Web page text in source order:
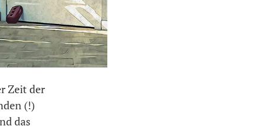
Zeit der
(!)
das